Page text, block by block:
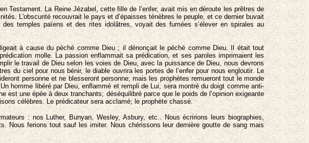
Testament. La Reine Jézabel, cette fille de l’enfer, avait mis en déroute les prêtres de
L'obscurité recouvrait le pays et d’épaisses ténèbres le peuple, et ce dernier buvait
des temples païens et des rites idolâtres, voyait des fumées s’élever en spirales au
à cause du péché comme Dieu ; il dénonçait le péché comme Dieu. Il était tout
molle. La passion enflammait sa prédication, et ses paroles imprimaient les
le travail de Dieu selon les voies de Dieu, avec la puissance de Dieu, nous devrons
du ciel pour nous bénir, le diable ouvrira les portes de l’enfer pour nous engloutir. Le
personne et ne blesseront personne; mais les prophètes remueront tout le monde
homme libéré par Dieu, enflammé et rempli de Lui, sera montré du doigt comme anti-
est une épée à deux tranchants; déséquilibré parce que le poids de l’opinion exigeante
célèbres. Le prédicateur sera acclamé; le prophète chassé.
: nos Luther, Bunyan, Wesley, Asbury, etc.. Nous écririons leurs biographies,
Nous ferions tout sauf les imiter. Nous chérissons leur dernière goutte de sang mais